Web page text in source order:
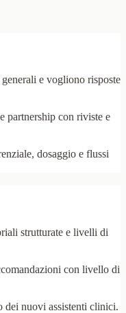
e vogliono risposte
partnership con riviste e
dosaggio e flussi
strutturate e livelli di
con livello di
nuovi assistenti clinici.